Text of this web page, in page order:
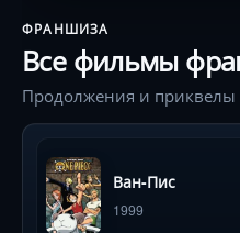
ФРАНШИЗА
Все фильмы
Продолжения и приквелы
Ван-Пис
1999